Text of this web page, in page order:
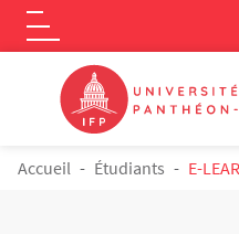
Aller au contenu principal
Logo
FIL D'ARIANE
Accueil Étudiants E-